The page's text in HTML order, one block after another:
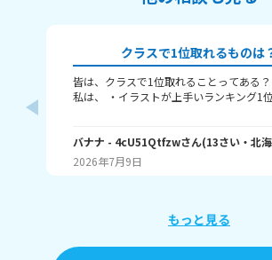
クラスで1位取れるものは
皆は、クラスで1位取れることってある
私は、 ・イラストが上手いランキング1
ングで1位取れる？ 書いてくれたら嬉しい
ゃね。
バナナ - 4cU51Qtfzwさん(13さい・ 北
2026年7月9日
もっと見る